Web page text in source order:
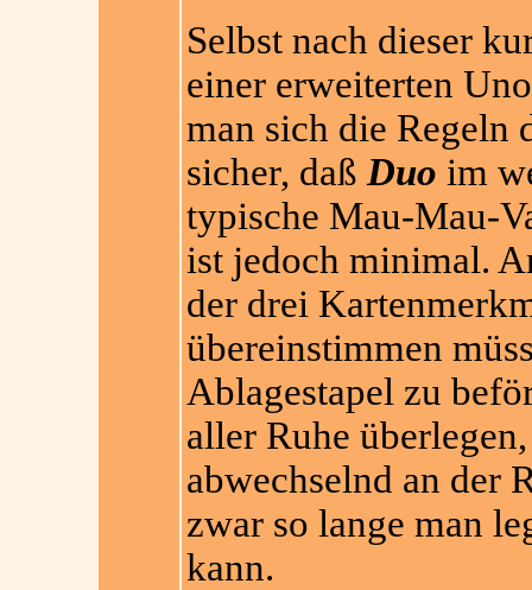
Selbst nach dieser
einer erweiterten
man sich die Regeln
sicher, daß Duo im
typische Mau-Mau-
ist jedoch minimal.
der drei
übereinstimmen
Ablagestapel zu
aller Ruhe
abwechselnd an der
zwar so lange man
kann.